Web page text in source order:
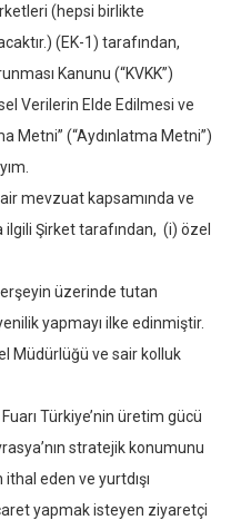
(hepsi birlikte
(EK-1) tarafından,
Kanunu (“KVKK”)
Verilerin Elde Edilmesi ve
Metni” (“Aydınlatma Metni”)
mevzuat kapsamında ve
Şirket tarafından, (i) özel
üzerinde tutan
yapmayı ilke edinmiştir.
Müdürlüğü ve sair kolluk
Türkiye’nin üretim gücü
stratejik konumunu
eden ve yurtdışı
yapmak isteyen ziyaretçi